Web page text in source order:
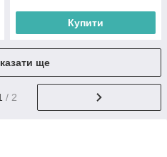
Купити
ще
/ 2